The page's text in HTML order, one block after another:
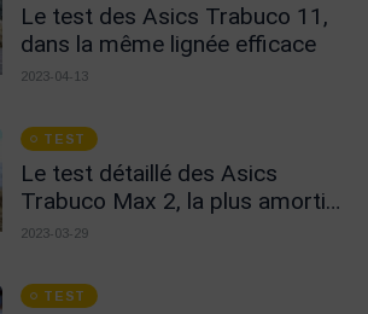
Le test des Asics Trabuco 11,
dans la même lignée efficace
2023-04-13
TEST
Le test détaillé des Asics
Trabuco Max 2, la plus amortie
de la marque en Trail
2023-03-29
TEST